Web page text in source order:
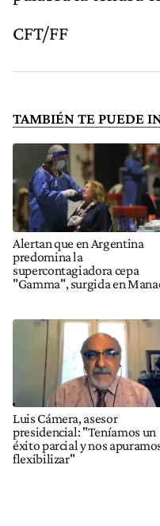
CFT/FF
TAMBIÉN TE PUEDE
Alertan que en Argentina
predomina la
supercontagiadora cepa
"Gamma", surgida en
Luis Cámera, asesor
presidencial: "Teníamos un
éxito parcial y nos
flexibilizar"